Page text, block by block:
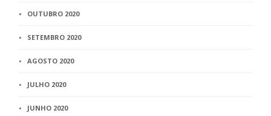
OUTUBRO 2020
SETEMBRO 2020
AGOSTO 2020
JULHO 2020
JUNHO 2020